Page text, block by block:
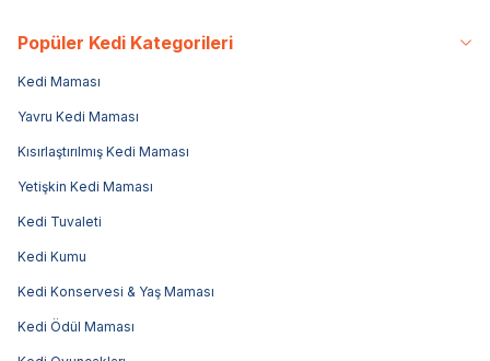
Popüler Kedi Kategorileri
Kedi Maması
Yavru Kedi Maması
Kısırlaştırılmış Kedi Maması
Yetişkin Kedi Maması
Kedi Tuvaleti
Kedi Kumu
Kedi Konservesi & Yaş Maması
Kedi Ödül Maması